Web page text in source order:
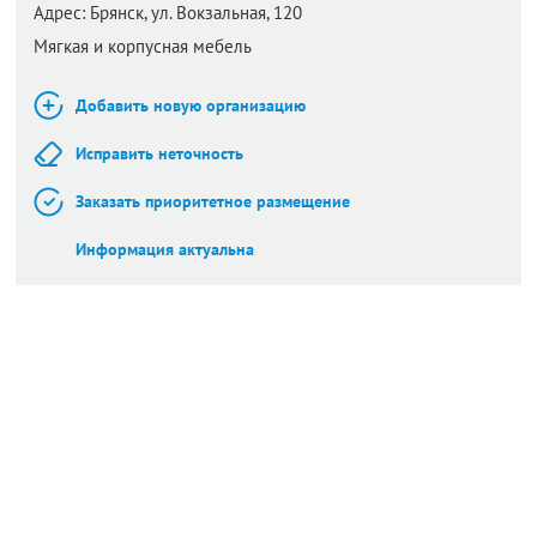
Адрес: Брянск,ул. Вокзальная, 120
Мягкая и корпусная мебель
Добавить новую организацию
Исправить неточность
Заказать приоритетное размещение
Информация актуальна